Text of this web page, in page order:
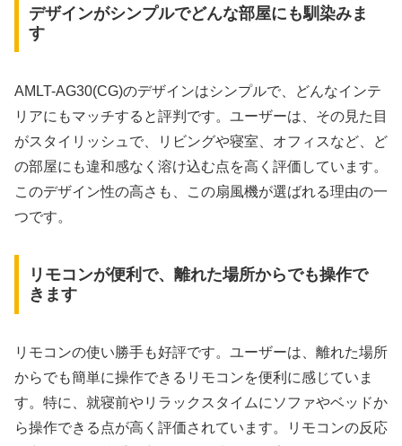
デザインがシンプルでどんな部屋にも馴染みま
す
AMLT-AG30(CG)のデザインはシンプルで、どんなインテ
リアにもマッチすると評判です。ユーザーは、その見た目
がスタイリッシュで、リビングや寝室、オフィスなど、ど
の部屋にも違和感なく溶け込む点を高く評価しています。
このデザイン性の高さも、この扇風機が選ばれる理由の一
つです。
リモコンが便利で、離れた場所からでも操作で
きます
リモコンの使い勝手も好評です。ユーザーは、離れた場所
からでも簡単に操作できるリモコンを便利に感じていま
す。特に、就寝前やリラックスタイムにソファやベッドか
ら操作できる点が高く評価されています。リモコンの反応